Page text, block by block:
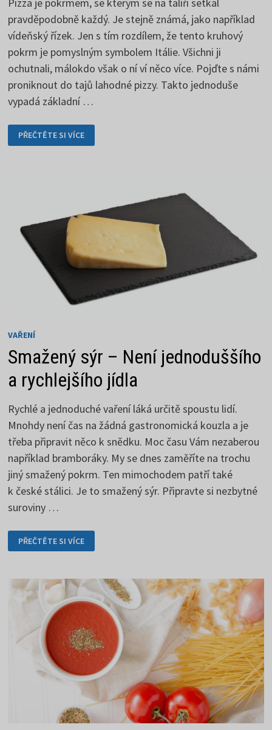
Pizza je pokrmem, se kterým se na talíři setkal
pravděpodobně každý. Je stejně známá, jako například
vídeňský řízek. Jen s tím rozdílem, že tento kruhový
pokrm je pomyslným symbolem Itálie. Všichni ji
ochutnali, málokdo však o ní ví něco více. Pojďte s námi
proniknout do tajů lahodné pizzy. Takto jednoduše
vypadá základní …
PIZZA
JE
IKONICKÝM
PŘEČTĚTE SI VÍCE
VAŘENÍ
Smažený sýr – Není jednoduššího
a rychlejšího jídla
Rychlé a jednoduché vaření láká určitě spoustu lidí.
Mnohdy není čas na žádná gastronomická kouzla a je
třeba připravit něco k snědku. Moc času Vám nezaberou
například bramboráky. My se dnes zaměříte na trochu
jiný smažený pokrm. Ten mimochodem patří také
k české stálici. Je to smažený sýr. Připravte si nezbytné
suroviny …
SMAŽENÝ
SÝR
–
A
RYCHLEJŠÍHO
JÍDLA
PŘEČTĚTE SI VÍCE